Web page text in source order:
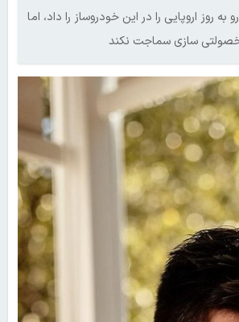
روز اروپایی را در این خودروساز را داد، اما
خصولتی سازی سماجت نکند